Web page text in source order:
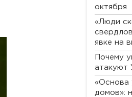
октября
«Люди
явке на
Почему
атакуют
«Основа
домов»: